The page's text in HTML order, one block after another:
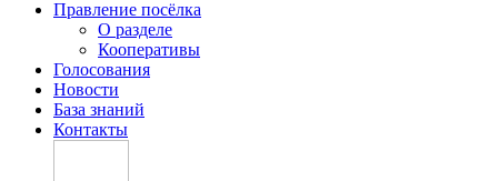
Правление посёлка
О разделе
Кооперативы
Голосования
Новости
База знаний
Контакты